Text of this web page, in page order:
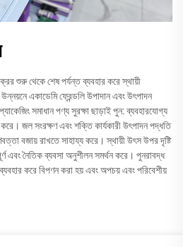
শুরু থেকে শেষ পর্যন্ত ব্যবহার করে স্থায়ী
একাডেমি ফ্রেন্ডলি উপাদান এবং উৎপাদন
সমাধান পণ্য সুরক্ষা ছাড়াই পুন: ব্যবহারযোগ্য
জল সংরক্ষণ এবং শক্তি কার্যকারী উৎপাদন পদ্ধতি
বজায় রাখতে সাহায্য করে। স্থায়ী উৎস উপর দৃষ্টি
এবং নৈতিক ব্যবসা অনুশীলন সমর্থন করে। পুনরাবদ্ধ
করে বিপণন করা হয় এবং অপচয় এবং পরিবেশীয়